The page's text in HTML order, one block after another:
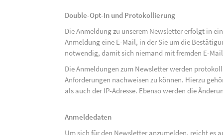
Double-Opt-In und Protokollierung
Die Anmeldung zu unserem Newsletter erfolgt in
Anmeldung eine E-Mail, in der Sie um die
notwendig, damit sich niemand mit fremden E-
Die Anmeldungen zum Newsletter werden
Anforderungen nachweisen zu können. Hierzu
als auch der IP-Adresse. Ebenso werden die
Anmeldedaten
Um sich für den Newsletter anzumelden, reicht es